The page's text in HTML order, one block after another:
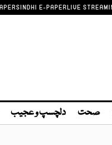
SINDHI E-PAPERLIVE
صحت دلچسپ و عجیب